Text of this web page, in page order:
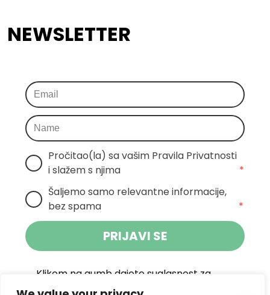
NEWSLETTER
Pročitao(la) sa vašim Pravila Privatnosti
i slažem s njima
*
Šaljemo samo relevantne informacije,
bez spama
*
PRIJAVI SE
Klikom na gumb dajete suglasnost za
primanje novosti Pokreta Otoka te se